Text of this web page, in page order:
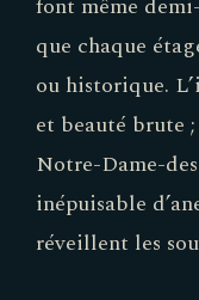
font même
que chaque
ou historique.
et beauté brute
Notre-Dame-
inépuisable
réveillent les